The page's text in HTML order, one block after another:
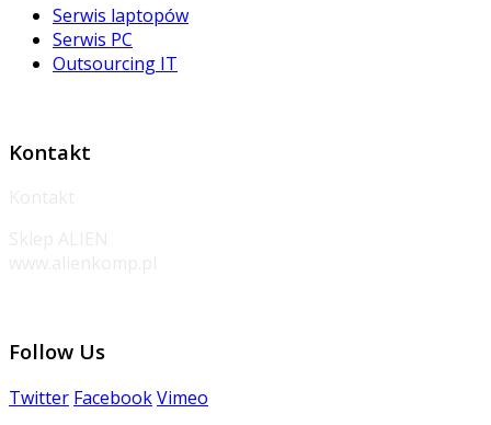
Serwis laptopów
Serwis PC
Outsourcing IT
Kontakt
Follow Us
Twitter FacebookVimeo